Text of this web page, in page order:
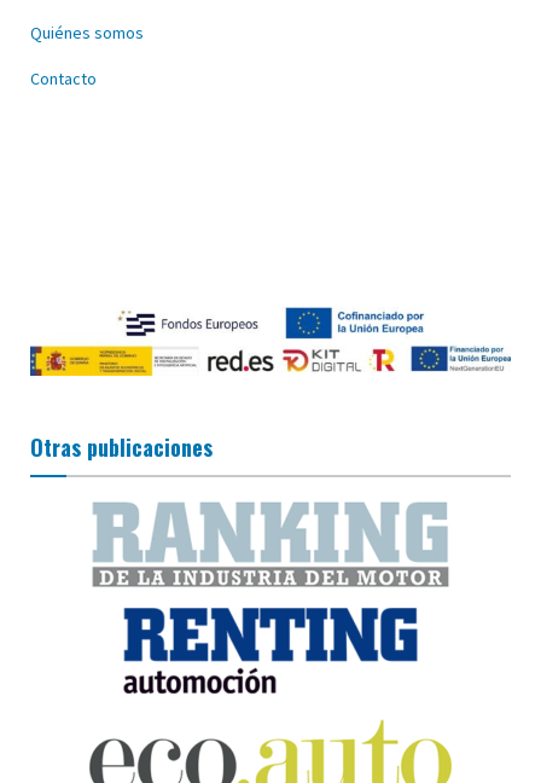
Quiénes somos
Contacto
Otras publicaciones